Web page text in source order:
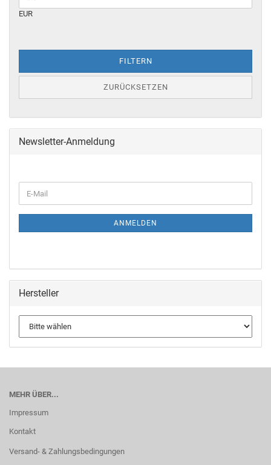
EUR
FILTERN
ZURÜCKSETZEN
Newsletter-Anmeldung
ANMELDEN
Hersteller
MEHR ÜBER...
Impressum
Kontakt
Versand- & Zahlungsbedingungen